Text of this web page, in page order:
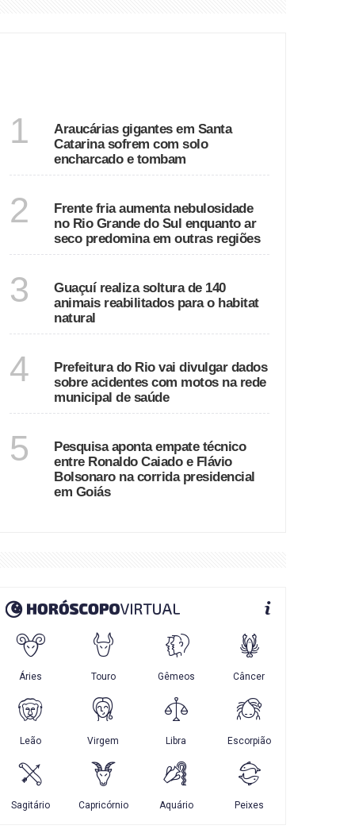
1
Araucárias gigantes em Santa
Catarina sofrem com solo
encharcado e tombam
2
Frente fria aumenta nebulosidade
no Rio Grande do Sul enquanto ar
seco predomina em outras regiões
3
Guaçuí realiza soltura de 140
animais reabilitados para o habitat
natural
4
Prefeitura do Rio vai divulgar dados
sobre acidentes com motos na rede
municipal de saúde
5
Pesquisa aponta empate técnico
entre Ronaldo Caiado e Flávio
Bolsonaro na corrida presidencial
em Goiás